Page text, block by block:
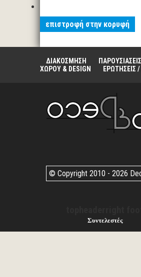
επιστροφή στην κορυφή
ΔΙΑΚΟΣΜΗΣΗ ΠΑΡΟΥΣΙΑΣΕΙΣ
ΧΩΡΟΥ & DESIGN
ΕΡΩΤΗΣΕΙΣ
© Copyright 2010 - 2026
Συντελεστές